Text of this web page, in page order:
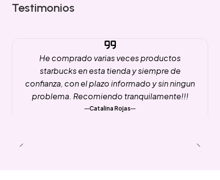
Testimonios
He comprado varias veces productos
starbucks en esta tienda y siempre de
confianza, con el plazo informado y sin ningun
problema. Recomiendo tranquilamente!!!
Catalina Rojas